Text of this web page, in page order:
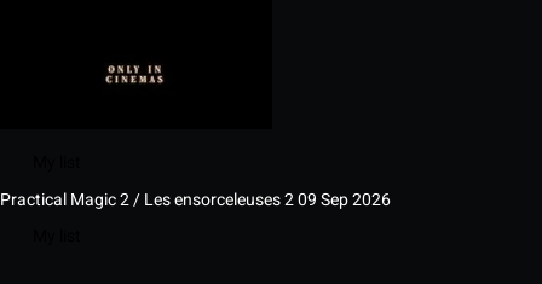
Practical Magic 2 / Les ensorceleuses 209 Sep 2026